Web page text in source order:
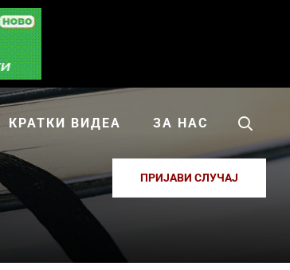
КРАТКИ ВИДЕА ЗА НАС
ПРИЈАВИ СЛУЧАЈ